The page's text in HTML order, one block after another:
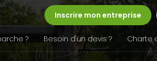
Inscrire mon entreprise
? Besoin d'un devis ? Charte